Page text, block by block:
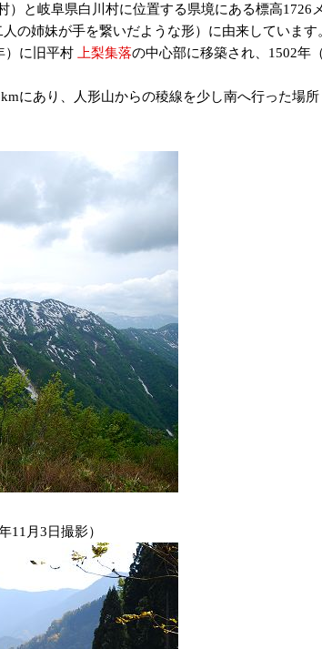
）と岐阜県白川村に位置する県境にある標高
の姉妹が手を繋いだような形）に由来していま
）に旧平村
上梨集落の中心部に移築され、1502年
にあり、人形山からの稜線を少し南へ行った場
11月3日撮影）